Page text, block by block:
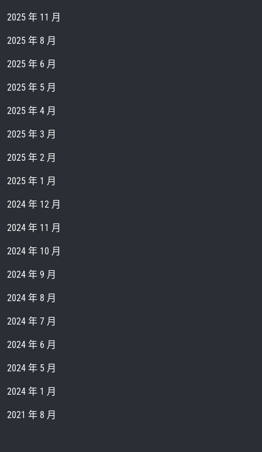
2025 年 11 月
2025 年 8 月
2025 年 6 月
2025 年 5 月
2025 年 4 月
2025 年 3 月
2025 年 2 月
2025 年 1 月
2024 年 12 月
2024 年 11 月
2024 年 10 月
2024 年 9 月
2024 年 8 月
2024 年 7 月
2024 年 6 月
2024 年 5 月
2024 年 1 月
2021 年 8 月